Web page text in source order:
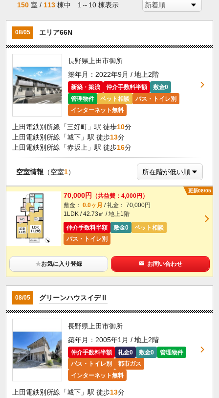
150 室 / 113 棟中 1～10 棟表示
08/05 エリア66N
長野県上田市御所
築年月：2022年9月 / 地上2階
新築・築浅 仲介手数料半額
敷金0
管理物件
ペット相談
バス・トイレ別
インターネット無料
上田電鉄別所線「三好町」駅 徒歩10分
上田電鉄別所線「城下」駅 徒歩13分
上田電鉄別所線「赤坂上」駅 徒歩16分
空室情報 （空室1）
更新08/05
70,000円
（共益費：4,000円）
敷金： 0.0ヶ月 / 礼金： 70,000円
1LDK / 42.73㎡ / 地上1階
仲介手数料半額
敷金0
ペット相談
バス・トイレ別
★お気に入り登録 お問い合わせ
08/05 グリーンハウスイデⅡ
長野県上田市御所
築年月：2005年1月 / 地上2階
仲介手数料半額 礼金0 敷金0
管理物件
バス・トイレ別
都市ガス
インターネット無料
上田電鉄別所線「城下」駅 徒歩13分